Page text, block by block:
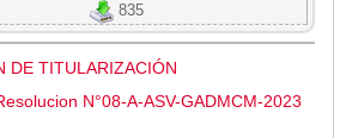
835
DE TITULARIZACIÓN
N°08-A-ASV-GADMCM-2023